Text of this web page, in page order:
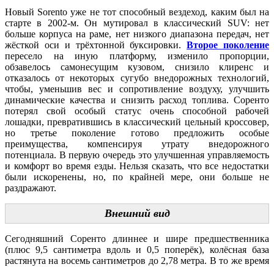
Новый Sorento уже не тот способный вездеход, каким был на
старте в 2002-м. Он мутировал в классический SUV: нет
больше корпуса на раме, нет низкого диапазона передач, нет
жёсткой оси и трёхтонной буксировки.Второе поколение
пересело на иную платформу, изменило пропорции,
обзавелось самонесущим кузовом, снизило клиренс и
отказалось от некоторых сугубо внедорожных технологий,
чтобы, уменьшив вес и сопротивление воздуху, улучшить
динамические качества и снизить расход топлива. Соренто
потерял свой особый статус очень способной рабочей
лошадки, превратившись в классический цельный кроссовер,
но третье поколение готово предложить особые
преимущества, компенсируя утрату внедорожного
потенциала. В первую очередь это улучшенная управляемость
и комфорт во время езды. Нельзя сказать, что все недостатки
были искоренены, но, по крайней мере, они больше не
раздражают.
Внешний вид
Сегодняшний Соренто длиннее и шире предшественника
(плюс 9,5 сантиметра вдоль и 0,5 поперёк), колёсная база
растянута на восемь сантиметров до 2,78 метра. В то же время